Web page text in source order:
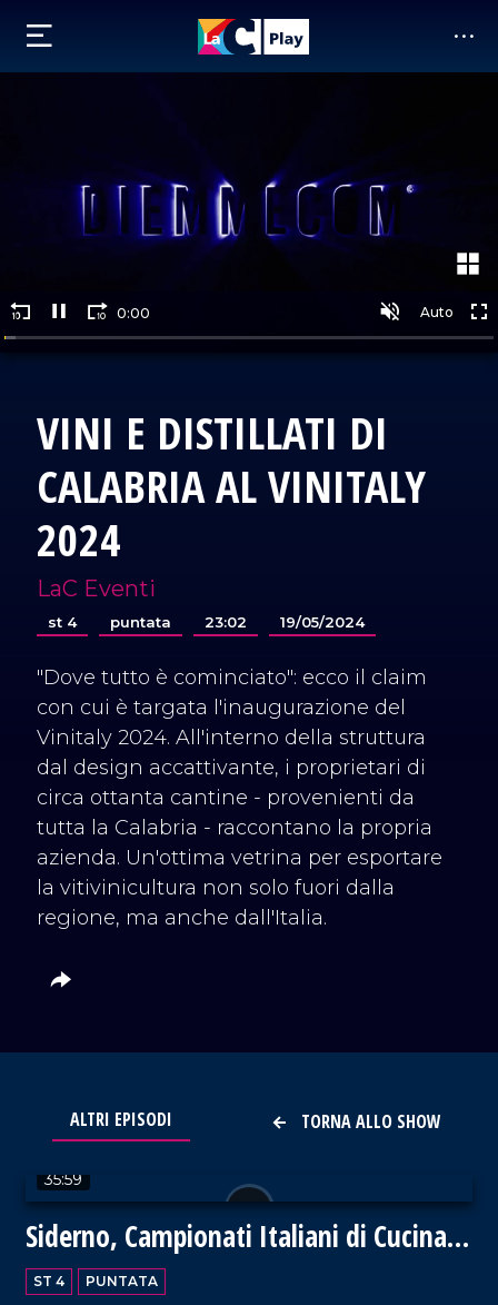
VINI E DISTILLATI DI
CALABRIA AL VINITALY
2024
LaC Eventi
st 4 puntata 23:02 19/05/2024
"Dove tutto è cominciato": ecco il claim
con cui è targata l'inaugurazione del
Vinitaly 2024. All'interno della struttura
dal design accattivante, i proprietari di
circa ottanta cantine - provenienti da
tutta la Calabria - raccontano la propria
azienda. Un'ottima vetrina per esportare
la vitivinicultura non solo fuori dalla
regione, ma anche dall'Italia.
TORNA ALLO SHOW
ALTRI EPISODI
35:59
Siderno, Campionati Italiani di Cucina
2024
ST 4 PUNTATA